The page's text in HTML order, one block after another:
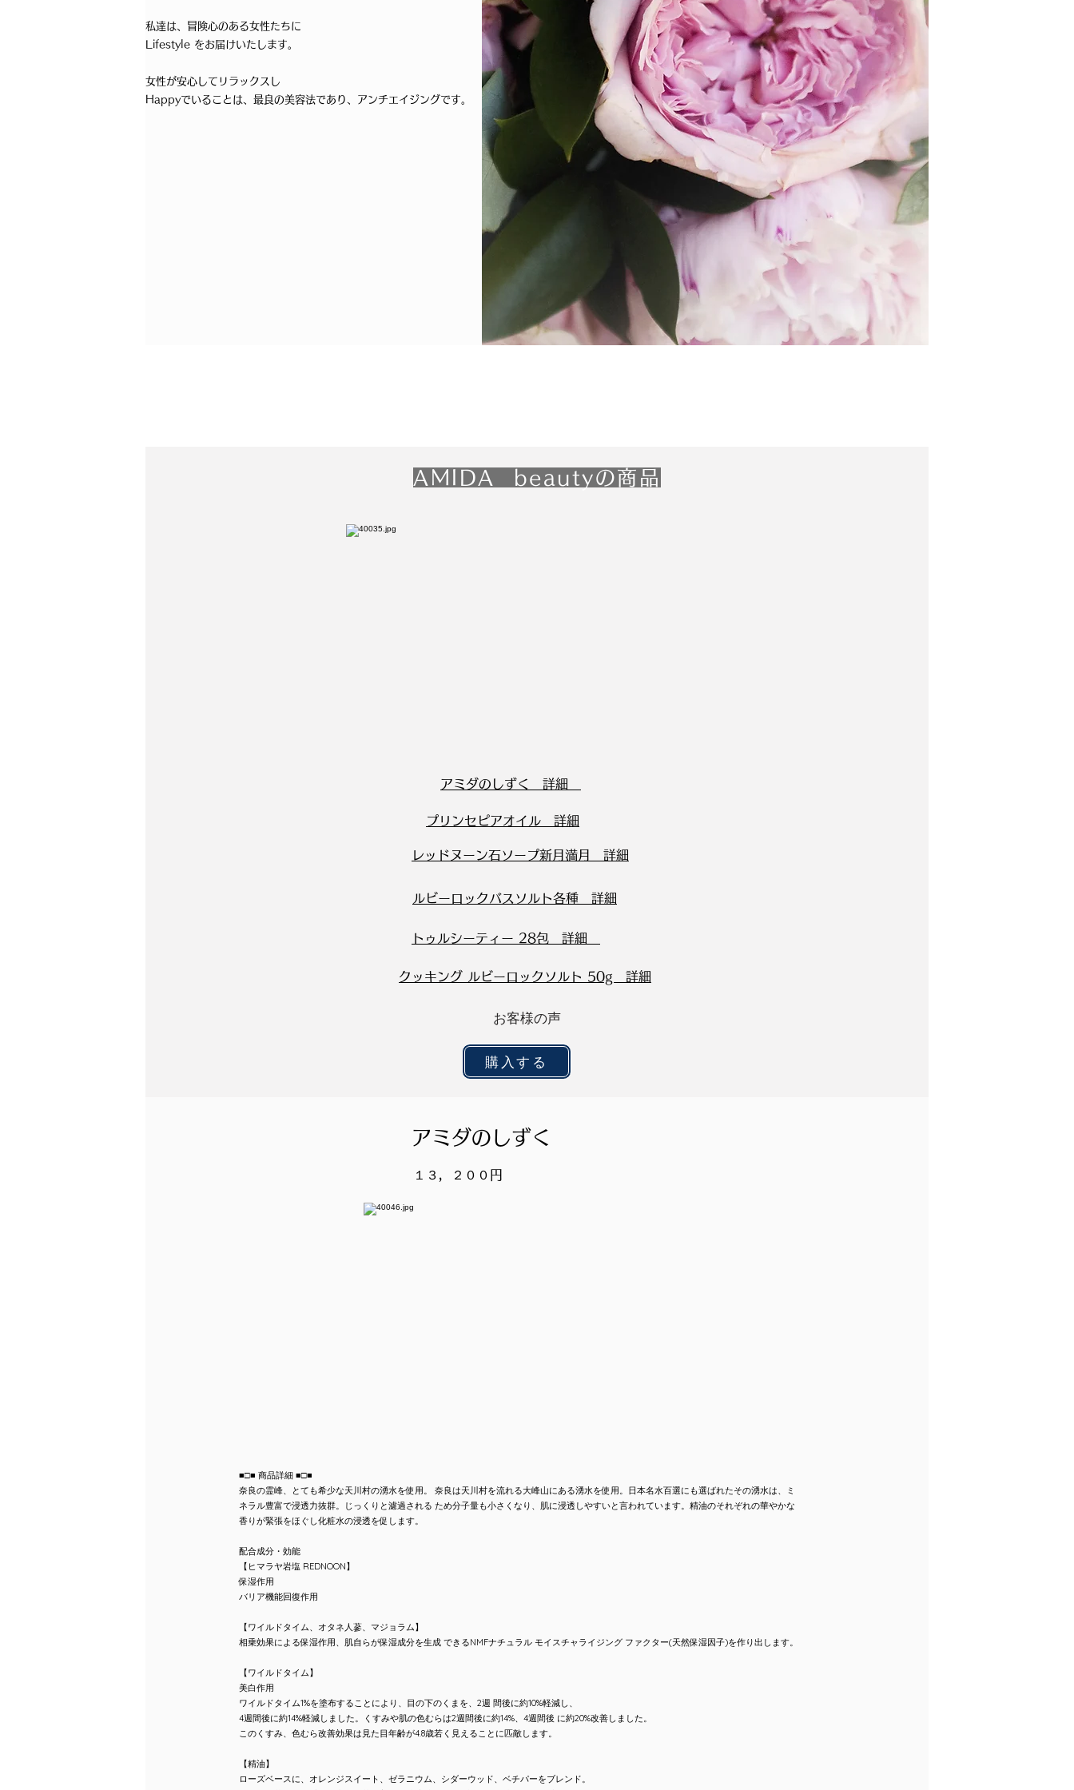
私達は、冒険心のある女性たちに
Lifestyle をお届けいたします。
女性が安心してリラックスし
Happyでいることは、最良の美容法であり、 アンチエイジングです。
AMIDA beautyの商品
​アミダのしずく 詳細
プリンセピアオイル 詳細
レッドヌーン石ソープ新月満月 詳細
ルビーロックバスソルト各種 詳細
トゥルシーティー 28包 詳細
クッキング ルビーロックソルト 50g 詳細
お客様の声
購入する
アミダのしずく
１３，２００円
■□■ 商品詳細 ■□■
奈良の霊峰、とても希少な天川村の湧水を使用。 奈良は天川村を流れる大峰山にある湧水を使用。日本名水百選にも選ばれたその湧水は、ミ
ネラル豊富で浸透力抜群。じっくりと濾過される ため分子量も小さくなり、肌に浸透しやすいと言われています。精油のそれぞれの華やかな
香りが緊張をほぐし化粧水の浸透を促します。
配合成分・効能
【ヒマラヤ岩塩 REDNOON】
保湿作用
バリア機能回復作用
【ワイルドタイム、オタネ人蔘、マジョラム】
相乗効果による保湿作用、肌自らが保湿成分を生成 できるNMFナチュラル モイスチャライジング ファクター(天然保湿因子)を作り出します。
【ワイルドタイム】
美白作用
ワイルドタイム1%を塗布することにより、目の下のくまを、2週 間後に約10%軽減し、
4週間後に約14%軽減しました。くすみや肌の色むらは2週間後に約14%、4週間後 に約20%改善しました。
このくすみ、色むら改善効果は見た目年齢が4.8歳若く見えることに匹敵します。
【精油】
ローズベースに、オレンジスイート、ゼラニウム、シダーウッド、ベチパーをブレンド。